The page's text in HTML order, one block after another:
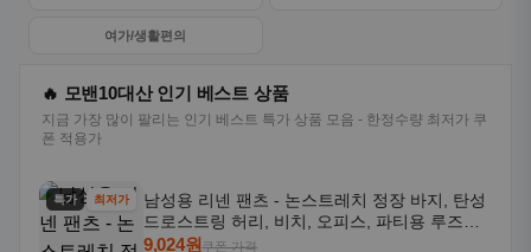
여가/생활편의
🔥 모밴10대산 인기 베스트 상품
지금 가장 많이 팔리는 인기 베스트 특가 상품 모음 - 한정수량 최저가 쿠
폰 적용가
특가 최저가
남성용 리넨 팬츠 - 논스트레치 정장 바지, 탄성
드로스트링 허리, 비치, 오피스, 파티용 루즈핏
트라우저 - 세탁기 사용 가능한 캐주얼 정장 의
9,024원쿠폰 가격